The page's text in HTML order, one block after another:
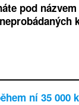
pod
ní 35